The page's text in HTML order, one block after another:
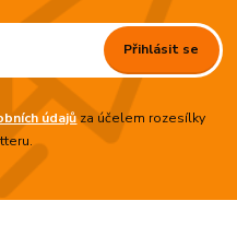
Přihlásit se
údajůza účelem rozesílky